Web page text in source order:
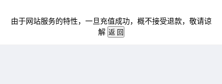
由于网站服务的特性，一旦充值成功，概不接受退款，敬请谅
解